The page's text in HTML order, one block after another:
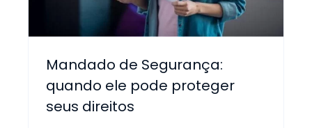
Mandado de Segurança:
quando ele pode proteger
seus direitos